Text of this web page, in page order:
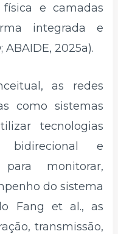
e camadas
integrada e
2025a).
as redes
como sistemas
tecnologias
bidirecional e
monitorar,
do sistema
Fang et al., as
transmissão,